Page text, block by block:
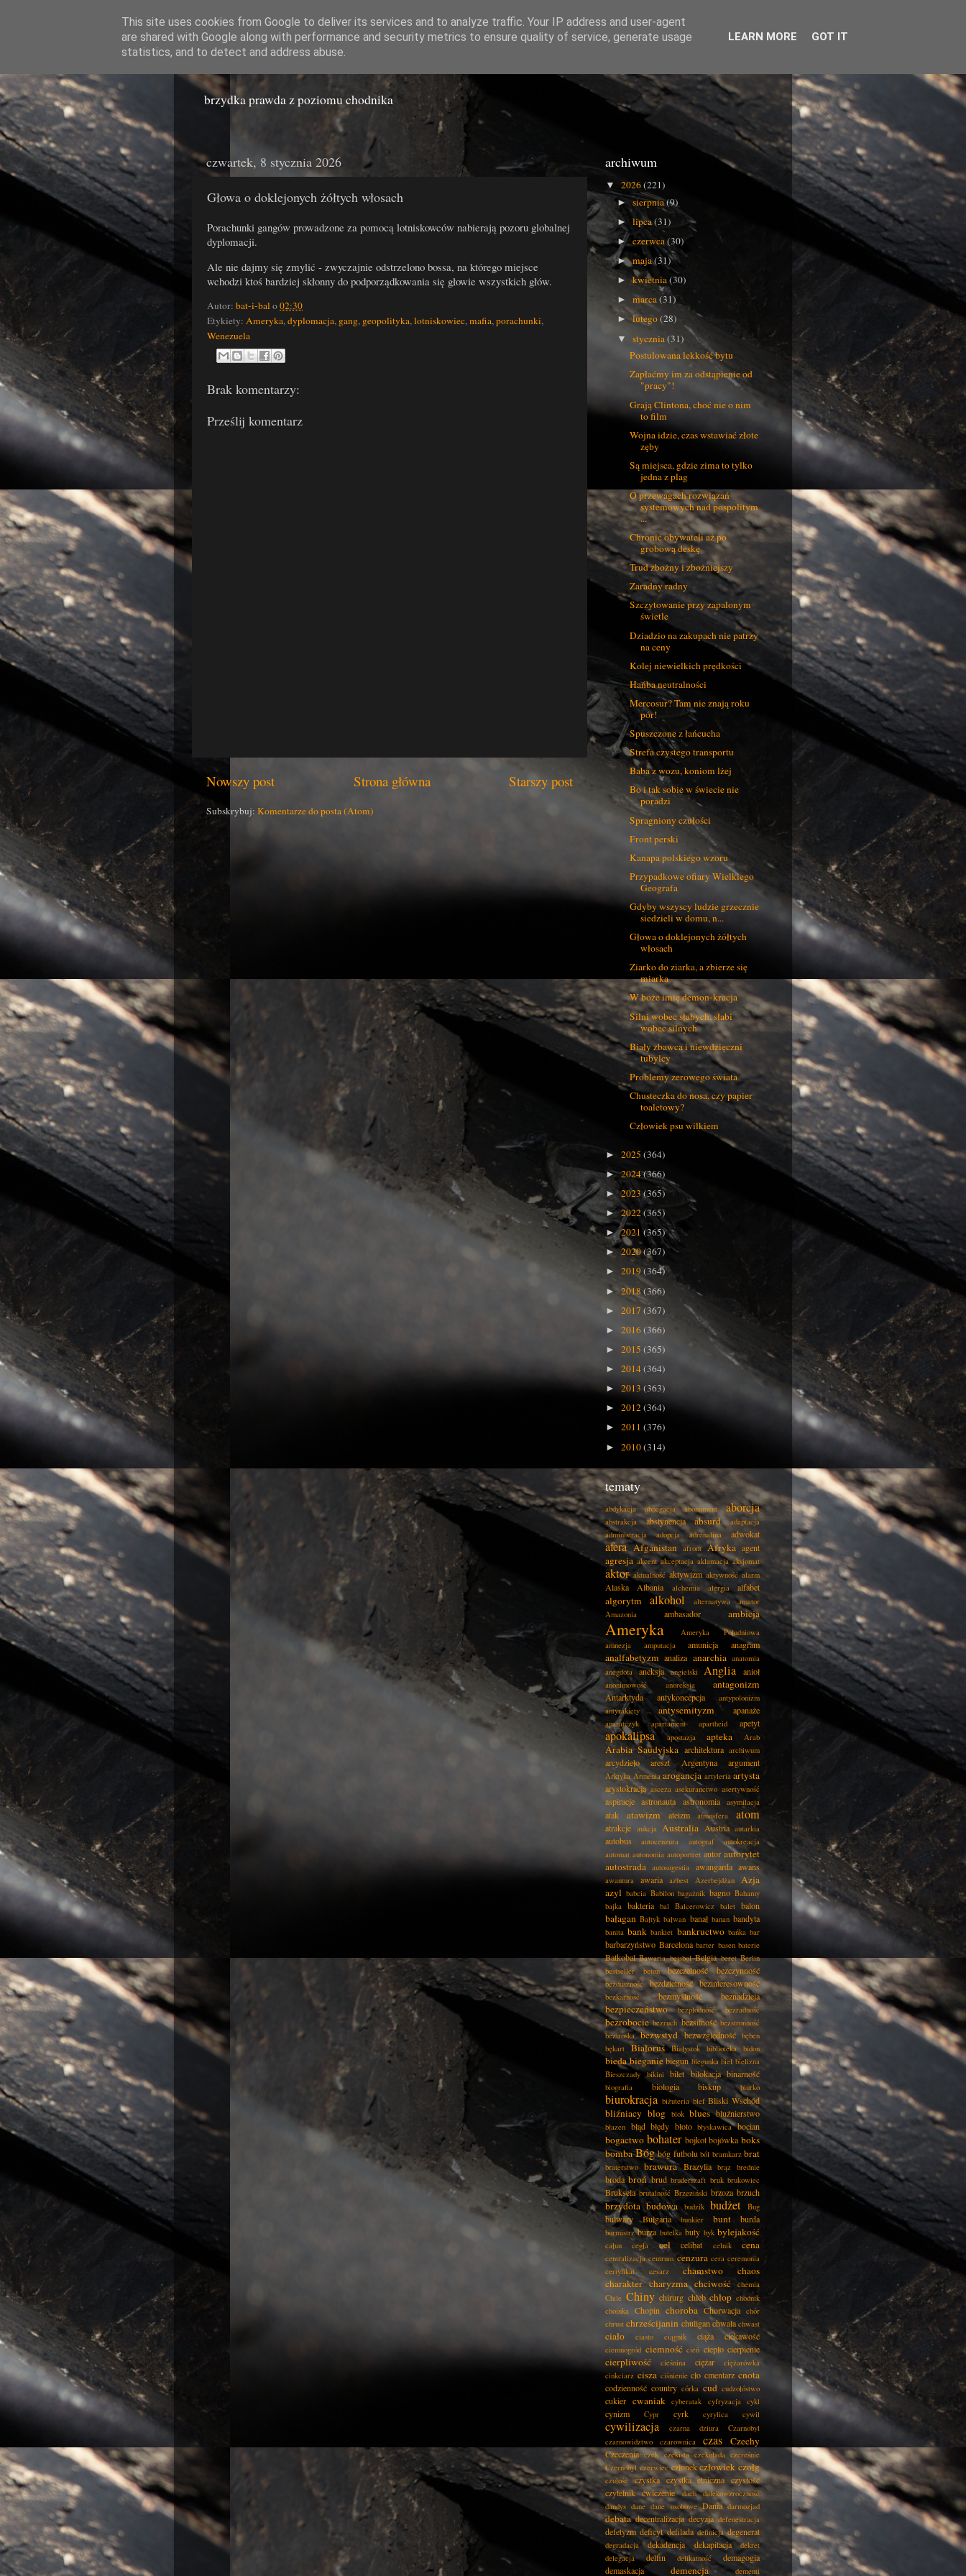
Miasto Gówna
brzydka prawda z poziomu chodnika
czwartek, 8 stycznia 2026
Głowa o doklejonych żółtych włosach
Porachunki gangów prowadzone za pomocą lotniskowców nabierają pozoru globalnej
dyplomacji.
Ale nie dajmy się zmylić - zwyczajnie odstrzelono bossa, na którego miejsce
wchodzi ktoś bardziej skłonny do podporządkowania się głowie wszystkich głów.
Autor: bat-i-balo02:30
Etykiety: Ameryka,dyplomacja, gang, geopolityka,lotniskowiec,mafia,porachunki,
Wenezuela
Brak komentarzy:
Prześlij komentarz
Nowszy post Starszy post
Strona główna
Subskrybuj: Komentarze do posta (Atom)
archiwum
▼ 2026(221)
►sierpnia(9)
►lipca(31)
►czerwca(30)
►maja(31)
►kwietnia(30)
►marca(31)
►lutego(28)
▼stycznia(31)
Postulowana lekkość bytu
Zapłaćmy im za odstąpienie od
"pracy"!
Grają Clintona, choć nie o nim
to film
Wojna idzie, czas wstawiać złote
zęby
Są miejsca, gdzie zima to tylko
jedna z plag
O przewagach rozwiązań
systemowych nad pospolitym
...
Chronić obywateli aż po
grobową deskę
Trud zbożny i zbożniejszy
Zaradny radny
Szczytowanie przy zapalonym
świetle
Dziadzio na zakupach nie patrzy
na ceny
Kolej niewielkich prędkości
Hańba neutralności
Mercosur? Tam nie znają roku
pór!
Spuszczone z łańcucha
Strefa czystego transportu
Baba z wozu, koniom lżej
Bo i tak sobie w świecie nie
poradzi
Spragniony czułości
Front perski
Kanapa polskiego wzoru
Przypadkowe ofiary Wielkiego
Geografa
Gdyby wszyscy ludzie grzecznie
siedzieli w domu, n...
Głowa o doklejonych żółtych
włosach
Ziarko do ziarka, a zbierze się
miarka
W boże imię demon-kracja
Silni wobec słabych, słabi
wobec silnych
Biały zbawca i niewdzięczni
tubylcy
Problemy zerowego świata
Chusteczka do nosa, czy papier
toaletowy?
Człowiek psu wilkiem
► 2025 (364)
►2024(366)
►2023(365)
► 2022(365)
►2021(365)
►2020(367)
► 2019(364)
► 2018 (366)
► 2017 (367)
► 2016(366)
► 2015 (365)
► 2014(364)
► 2013 (363)
► 2012(364)
► 2011 (376)
► 2010(314)
tematy
abdykacja abnegacja abonament aborcja
abstrakcja abstynencja absurd
adaptacja
administracja
adopcja adrenalina adwokat
afera Afganistan afront Afryka agent
agresja akcent akceptacja aklamacja aksjomat
aktor aktualność aktywizm aktywność alarm
Alaska Albania alchemia alergia alfabet
algorytm alkohol alternatywa
amator
Amazonia
ambasador ambicja
Ameryka
Ameryka Południowa
amnezja
amputacja amunicja anagram
analfabetyzm analiza anarchia anatomia
anegdota
aneksja angielski Anglia anioł
anonimowość anoreksja antagonizm
Antarktyda antykoncepcja
antypolonizm
antyrakiety
antysemityzm apanaże
aparatczyk apartament apartheid apetyt
apokalipsa apostazja apteka Arab
Arabia Saudyjska architektura archiwum
arcydzieło areszt Argentyna argument
Arktyka Armenia arogancja artyleria artysta
arystokracja asceza asekuranctwo asertywność
aspiracje astronauta astronomia asymilacja
atak atawizm ateizm atmosfera atom
atrakcje aukcja Australia Austria autarkia
autobus autocenzura autograf
autokreacja
automat autonomia autoportret autor autorytet
autostrada autosugestia awangarda awans
awantura awaria azbest Azerbejdżan
Azja
azyl babcia Babilon bagażnik bagno Bahamy
bajka bakteria bal Balcerowicz balet balon
bałagan Bałtyk bałwan banał banan bandyta
banita bank bankiet bankructwo bańka bar
barbarzyństwo Barcelona barter basen baterie
Batkobal Bawaria bejsbol Belgia beret Berlin
bestseller
beton bezczelność bezczynność
bezduszność bezdzietność bezinteresowność
bezkarność bezmyślność beznadzieja
bezpieczeństwo bezpłodność bezradność
bezrobocie bezruch bezsilność bezstronność
beztroska bezwstyd bezwzględność bęben
bękart
Białoruś Białystok biblioteka bidon
bieda bieganie biegun biegunka biel bielizna
Bieszczady
bikini bilet bilokacja binarność
biografia biologia biskup biurko
biurokracja biżuteria blef Bliski Wschód
bliźniacy blog blok blues bluźnierstwo
błazen błąd błędy błoto błyskawica bocian
bogactwo bohater bojkot bojówka boks
bombaBóg bóg futbolu ból bramkarz brat
braterstwo brawura Brazylia brąz brednie
broda broń brud bruderszaft bruk brukowiec
Bruksela brutalność Brzeziński brzoza brzuch
brzydota budowa budzik budżet Bug
bulwary Bułgaria bunkier bunt burda
burmistrz burza butelka buty byk bylejakość
całun cegła cel celibat celnik cena
centralizacja centrum cenzura cera ceremonia
certyfikat
cesarz chamstwo
chaos
charakter charyzma chciwość
chemia
Chile Chiny chirurg chleb chłop chodnik
choinka Chopin choroba Chorwacja chór
chrust chrześcijanin chuligan chwała chwast
ciało ciasto ciągnik ciąża ciekawość
ciemnogród ciemność cień ciepło cierpienie
cierpliwość cieśnina ciężar
ciężarówka
cinkciarz cisza ciśnienie cło cmentarz cnota
codzienność country córka cud cudzołóstwo
cukier cwaniak cyberatak cyfryzacja cykl
cynizm Cypr cyrk cyrylica cywil
cywilizacja czarna dziura
Czarnobyl
czarnowidztwo
czarownica czas Czechy
Czeczenia czek czekista czekolada czereśnie
Czernobyl czerwiec członek człowiek czołg
czułość czystka czystka etniczna czystość
czytelnik ćwiczenie dach
dalekowzroczność
dandys dane dane osobowe Dania darmozjad
debata decentralizacja decyzja defenestracja
defetyzm deficyt defilada definicja degenerat
degradacja dekadencja dekapitacja
dekret
delegacja
delfin delikatność
demagogia
demaskacja
demencja dementi
This site uses cookies from Google to deliver its services and to analyze traffic. Your IP address and user-agent
are shared with Google along with performance and security metrics to ensure quality of service, generate usage
statistics, and to detect and address abuse.
LEARN MORE GOT IT